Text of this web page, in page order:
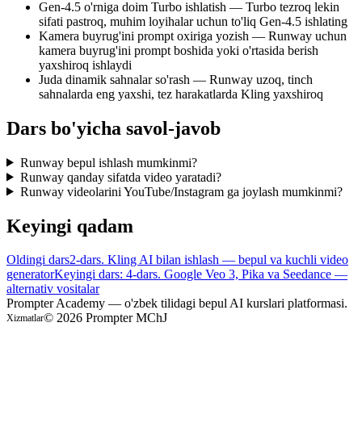
Gen-4.5 o'rniga doim Turbo ishlatish — Turbo tezroq lekin
sifati pastroq, muhim loyihalar uchun to'liq Gen-4.5 ishlating
Kamera buyrug'ini prompt oxiriga yozish — Runway uchun
kamera buyrug'ini prompt boshida yoki o'rtasida berish
yaxshiroq ishlaydi
Juda dinamik sahnalar so'rash — Runway uzoq, tinch
sahnalarda eng yaxshi, tez harakatlarda Kling yaxshiroq
Dars bo'yicha savol-javob
Runway bepul ishlash mumkinmi?
Runway qanday sifatda video yaratadi?
Runway videolarini YouTube/Instagram ga joylash mumkinmi?
Keyingi qadam
Oldingi dars2-dars. Kling AI bilan ishlash — bepul va kuchli video
generatorKeyingi dars: 4-dars. Google Veo 3, Pika va Seedance —
alternativ vositalar
Prompter Academy — o'zbek tilidagi bepul AI kurslari platformasi.
Xizmatlar© 2026 Prompter MChJ